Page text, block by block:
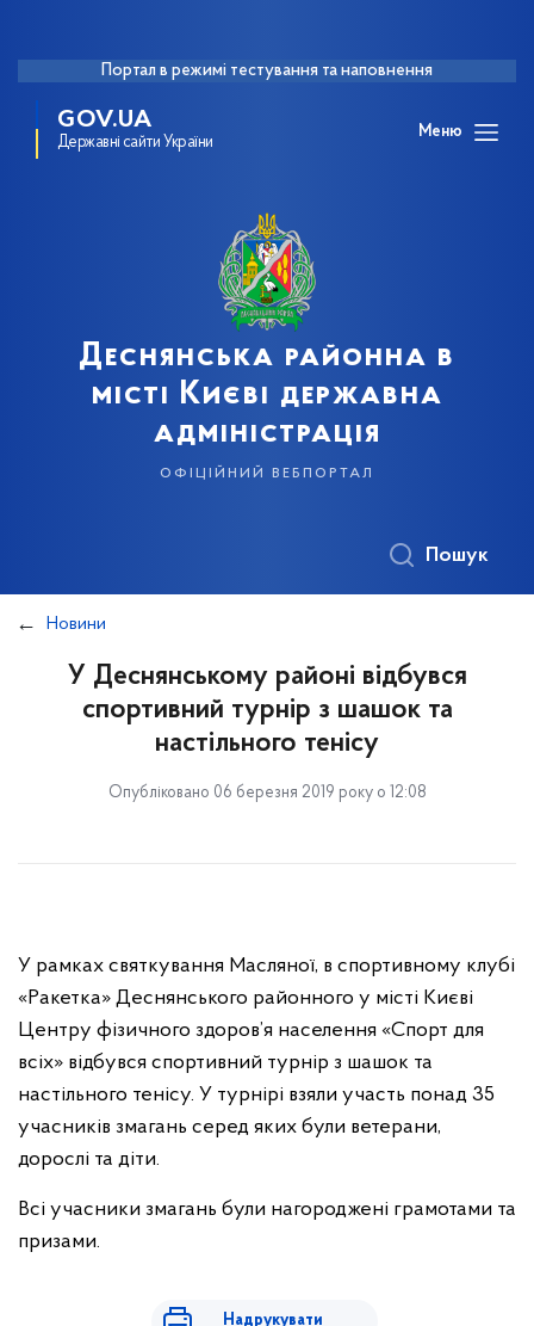
Портал в режимі тестування та наповнення
GOV.UA
Державні сайти України
Меню
Деснянська районна в
місті Києві державна
адміністрація
офіційний вебпортал
Пошук
Новини
У Деснянському районі відбувся
спортивний турнір з шашок та
настільного тенісу
Опубліковано 06 березня 2019 року о 12:08
У рамках святкування Масляної, в спортивному клубі
«Ракетка» Деснянського районного у місті Києві
Центру фізичного здоров’я населення «Спорт для
всіх» відбувся спортивний турнір з шашок та
настільного тенісу. У турнірі взяли участь понад 35
учасників змагань серед яких були ветерани,
дорослі та діти.
Всі учасники змагань були нагороджені грамотами та
призами.
Надрукувати